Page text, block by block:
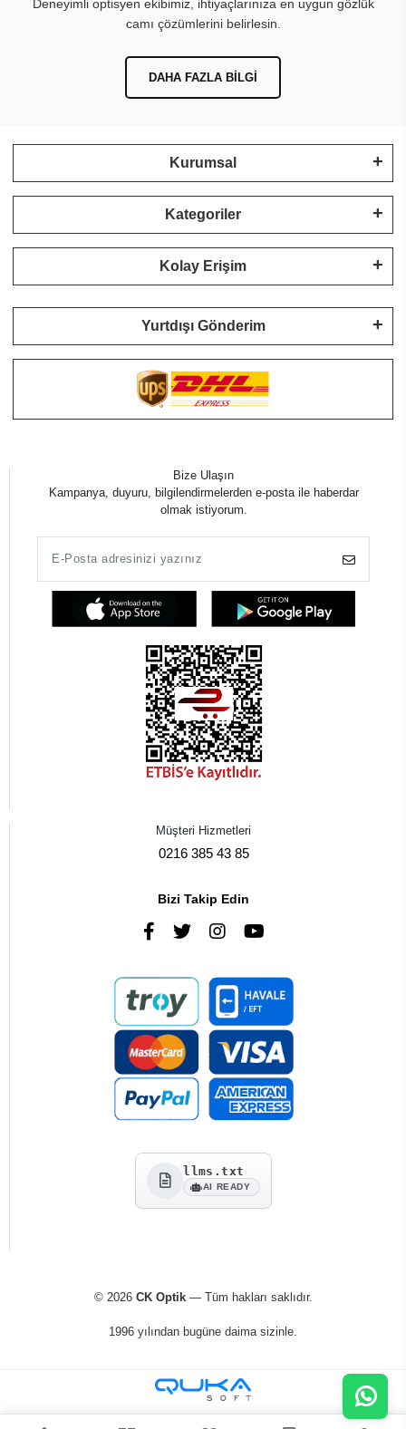
Deneyimli optisyen ekibimiz, ihtiyaçlarınıza en uygun gözlük
camı çözümlerini belirlesin.
DAHA FAZLA BILGI
Kurumsal
Kategoriler
Kolay Erişim
Yurtdışı Gönderim
Bize Ulaşın
Kampanya, duyuru, bilgilendirmelerden e-posta ile haberdar
olmak istiyorum.
Müşteri Hizmetleri
0216 385 43 85
Bizi Takip Edin
llms.txt
AI READY
© 2026 CK Optik— Tüm hakları saklıdır.
1996 yılından bugüne daima sizinle.